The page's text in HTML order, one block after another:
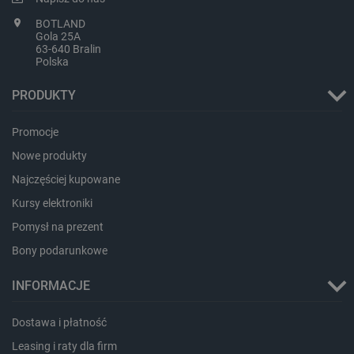
BOTLAND
Gola 25A
63-640 Bralin
Polska
PRODUKTY
Promocje
Nowe produkty
Najczęściej kupowane
Kursy elektroniki
Pomysł na prezent
Bony podarunkowe
INFORMACJE
Dostawa i płatność
Leasing i raty dla firm
botland.com.pl